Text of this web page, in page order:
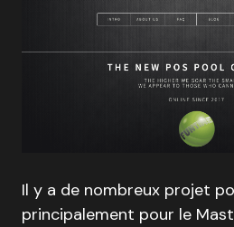
Il y a de nombreux projet
principalement pour le